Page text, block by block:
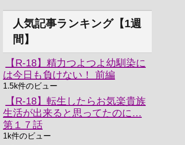
人気記事ランキング【1週
間】
【R-18】精力つよつよ幼馴染に
は今日も負けない！ 前編
1.5k件のビュー
【R-18】転生したらお気楽貴族
生活が出来ると思ってたのに…
第１７話
1k件のビュー